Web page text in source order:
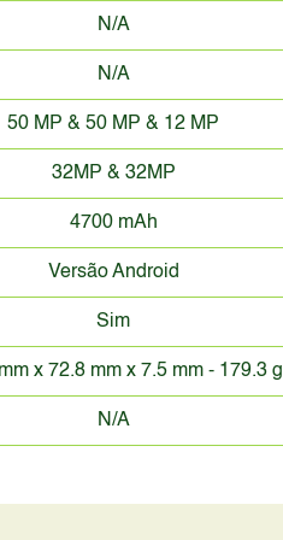
N/A
N/A
50 MP & 50 MP & 12 MP
32MP & 32MP
4700 mAh
Versão Android
Sim
x 72.8 mm x 7.5 mm - 179.3 g
N/A